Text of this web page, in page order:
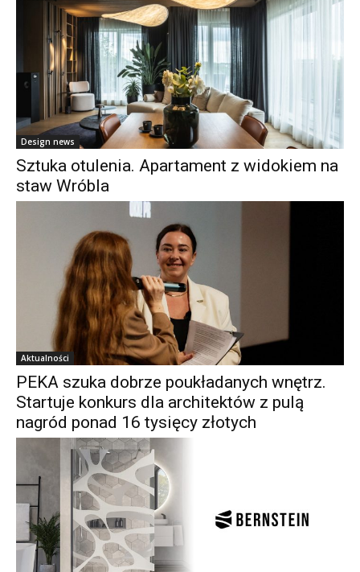
Design news
Sztuka otulenia. Apartament z widokiem na
staw Wróbla
Aktualności
PEKA szuka dobrze poukładanych wnętrz.
Startuje konkurs dla architektów z pulą
nagród ponad 16 tysięcy złotych